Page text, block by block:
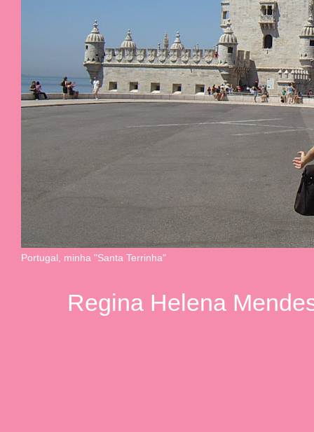
Portugal, minha "Santa Terrinha"
Regina Helena